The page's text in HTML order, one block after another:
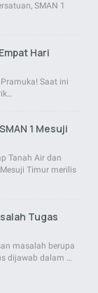
SMAN 1
Hari
Saat ini
1 Mesuji
Tanah Air dan
Timur merilis
Tugas
masalah berupa
dijawab dalam …